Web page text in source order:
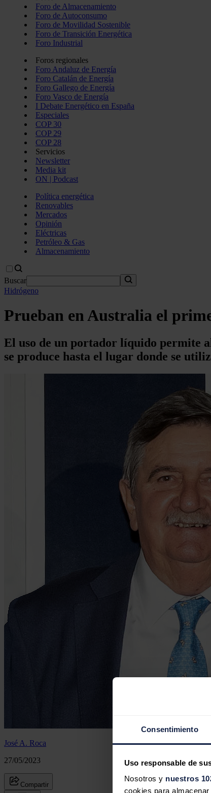
Consentimiento
Uso responsable de
Nosotros y nuestros
cookies para
Foro de Almacenamiento
Foro de Autoconsumo
Foro de Movilidad Sostenible
Foro de Transición Energética
Foro Industrial
Foros regionales
Foro Andaluz de Energía
Foro Catalán de Energía
Foro Gallego de Energía
Foro Vasco de Energía
I Debate Energético en España
Especiales
COP 30
COP 29
COP 28
Servicios
Newsletter
Media kit
ON | Podcast
Política energética
Renovables
Mercados
Opinión
Eléctricas
Petróleo & Gas
Almacenamiento
Buscar
Hidrógeno
Prueban en Australia el
El uso de un portador líquido permite
se produce hasta el lugar donde se
José A. Roca
27/05/2023
Compartir